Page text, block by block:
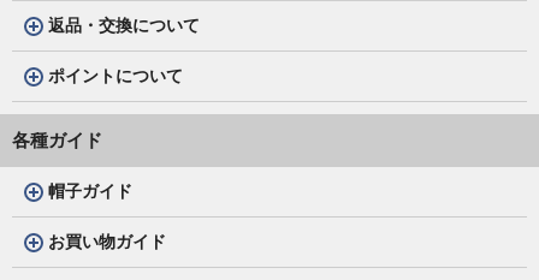
返品・交換について
ポイントについて
各種ガイド
帽子ガイド
お買い物ガイド